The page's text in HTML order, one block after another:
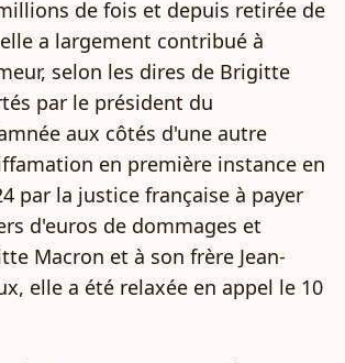
de fois et depuis retirée de
a largement contribué à
selon les dires de Brigitte
par le président du
aux côtés d'une autre
en première instance en
par la justice française à payer
d'euros de dommages et
Macron et à son frère Jean-
elle a été relaxée en appel le 10